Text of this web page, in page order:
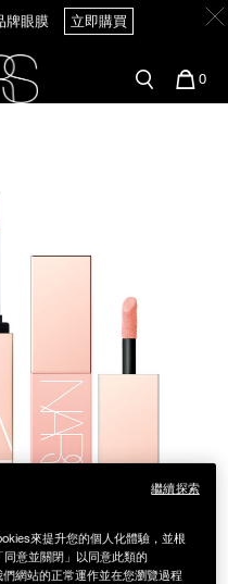
牌眼膜 立即購買
回饋
1送1
你腮紅露
您
0
來提升您的個人化體驗，並根
意並關閉」以同意此類的
網站的正常運作並在您瀏覽過程
繼續探索